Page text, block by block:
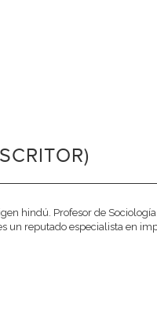
hindú. Profesor de
un reputado especialista en